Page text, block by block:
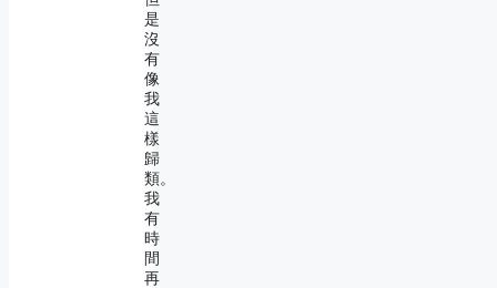
是
沒
有
像
我
這
樣
歸
類。
我
有
時
間
再